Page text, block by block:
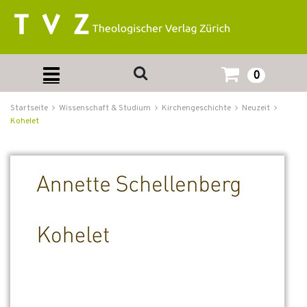
0
Startseite Wissenschaft & Studium Kirchengeschichte
Neuzeit
Kohelet